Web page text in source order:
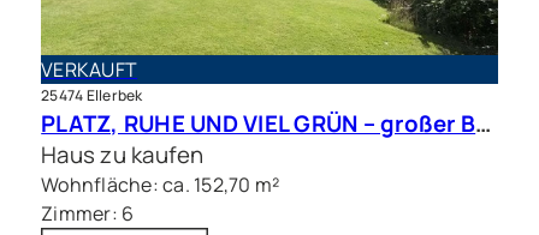
VERKAUFT
25474 Ellerbek
PLATZ, RUHE UND VIEL GRÜN – großer Bungalow mit Traumgrundstück in bester Lage
Haus zu kaufen
Wohnfläche: ca. 152,70 m²
Zimmer: 6